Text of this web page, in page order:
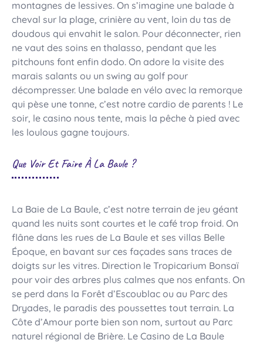
montagnes de lessives. On s’imagine une balade à
cheval sur la plage, crinière au vent, loin du tas de
doudous qui envahit le salon. Pour déconnecter, rien
ne vaut des soins en thalasso, pendant que les
pitchouns font enfin dodo. On adore la visite des
marais salants ou un swing au golf pour
décompresser. Une balade en vélo avec la remorque
qui pèse une tonne, c’est notre cardio de parents ! Le
soir, le casino nous tente, mais la pêche à pied avec
les loulous gagne toujours.
Que Voir Et Faire À La Baule ?
La Baie de La Baule, c’est notre terrain de jeu géant
quand les nuits sont courtes et le café trop froid. On
flâne dans les rues de La Baule et ses villas Belle
Époque, en bavant sur ces façades sans traces de
doigts sur les vitres. Direction le Tropicarium Bonsaï
pour voir des arbres plus calmes que nos enfants. On
se perd dans la Forêt d’Escoublac ou au Parc des
Dryades, le paradis des poussettes tout terrain. La
Côte d’Amour porte bien son nom, surtout au Parc
naturel régional de Brière. Le Casino de La Baule